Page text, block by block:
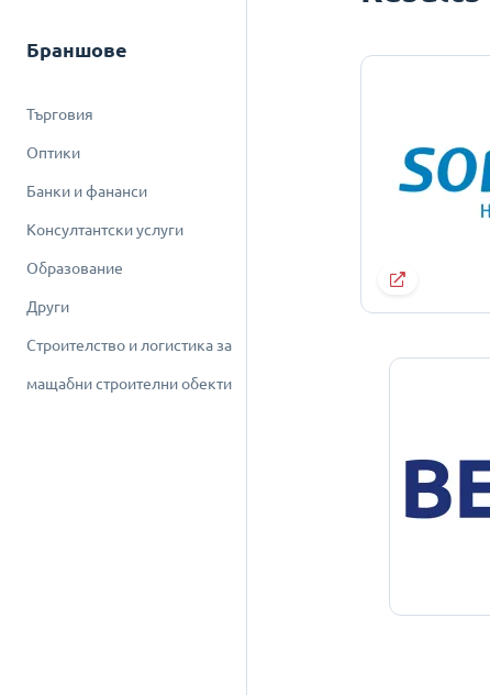
Браншове
Търговия
Оптики
Банки и фананси
Консултантски услуги
Образование
Други
Строителство и логистика за
мащабни строителни обекти